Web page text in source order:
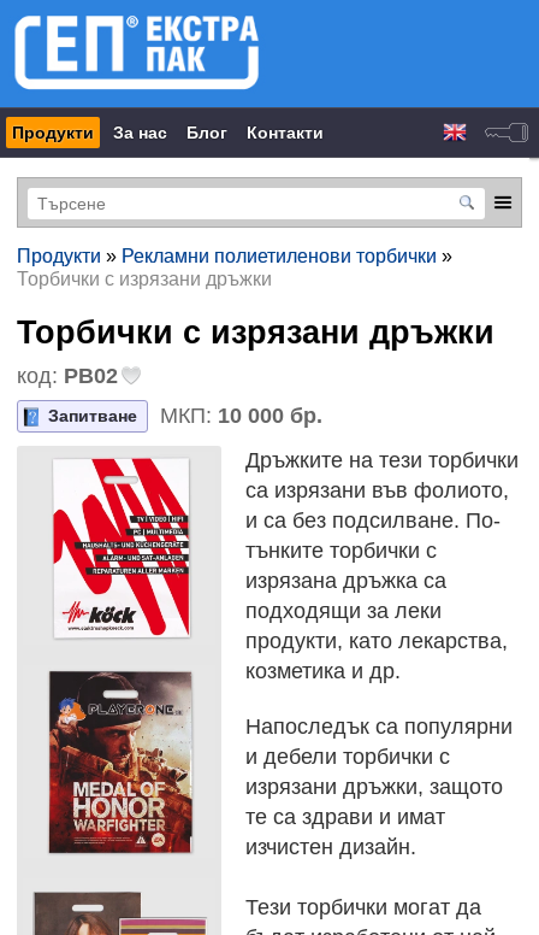
Продукти За нас Блог Контакти
Продукти » Рекламни полиетиленови торбички »
Торбички с изрязани дръжки
Торбички с изрязани дръжки
код: PB02
Запитване МКП: 10 000 бр.
Дръжките на тези торбички
са изрязани във фолиото,
и са без подсилване. По-
тънките торбички с
изрязана дръжка са
подходящи за леки
продукти, като лекарства,
козметика и др.
Напоследък са популярни
и дебели торбички с
изрязани дръжки, защото
те са здрави и имат
изчистен дизайн.
Тези торбички могат да